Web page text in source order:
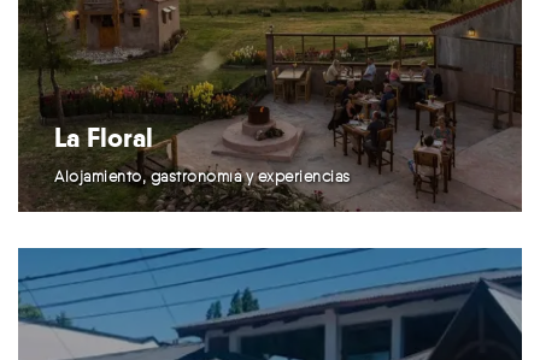
La Floral
Alojamiento, gastronomía y experiencias